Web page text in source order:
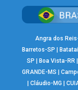
Angra dos
Barretos-SP |
SP |Boa Vista-RR
GRANDE-MS |
| Cláudio-MG |